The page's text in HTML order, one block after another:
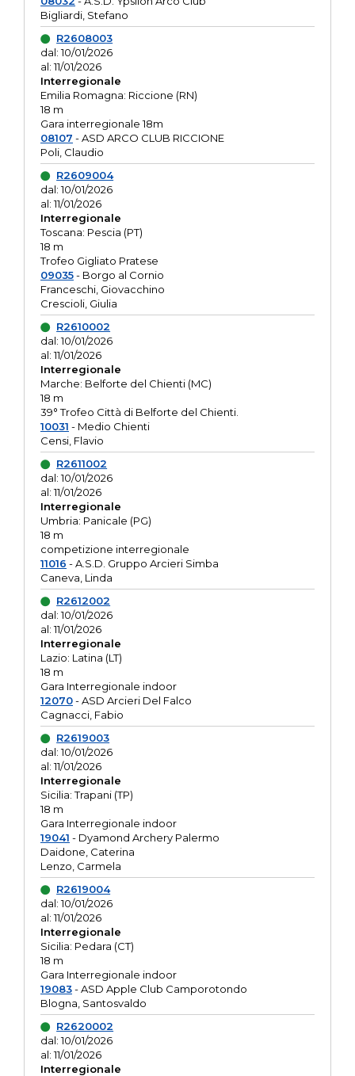
Bigliardi, Stefano
R2608003
dal: 10/01/2026
al: 11/01/2026
Interregionale
Emilia Romagna: Riccione (RN)
18 m
Gara interregionale 18m
08107 - ASD ARCO CLUB RICCIONE
Poli, Claudio
R2609004
dal: 10/01/2026
al: 11/01/2026
Interregionale
Toscana: Pescia (PT)
18 m
Trofeo Gigliato Pratese
09035- Borgo al Cornio
Franceschi, Giovacchino
Crescioli, Giulia
R2610002
dal: 10/01/2026
al: 11/01/2026
Interregionale
Marche: Belforte del Chienti (MC)
18 m
39° Trofeo Città di Belforte del Chienti.
10031 - Medio Chienti
Censi, Flavio
R2611002
dal: 10/01/2026
al: 11/01/2026
Interregionale
Umbria: Panicale (PG)
18 m
competizione interregionale
11016 - A.S.D. Gruppo Arcieri Simba
Caneva, Linda
R2612002
dal: 10/01/2026
al: 11/01/2026
Interregionale
Lazio: Latina (LT)
18 m
Gara Interregionale indoor
12070- ASD Arcieri Del Falco
Cagnacci, Fabio
R2619003
dal: 10/01/2026
al: 11/01/2026
Interregionale
Sicilia: Trapani (TP)
18 m
Gara Interregionale indoor
19041 - Dyamond Archery Palermo
Daidone, Caterina
Lenzo, Carmela
R2619004
dal: 10/01/2026
al: 11/01/2026
Interregionale
Sicilia: Pedara (CT)
18 m
Gara Interregionale indoor
19083- ASD Apple Club Camporotondo
Blogna, Santosvaldo
R2620002
dal: 10/01/2026
al: 11/01/2026
Interregionale